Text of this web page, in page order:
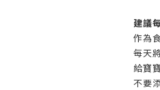
建議
作為
每天
給寶
不要